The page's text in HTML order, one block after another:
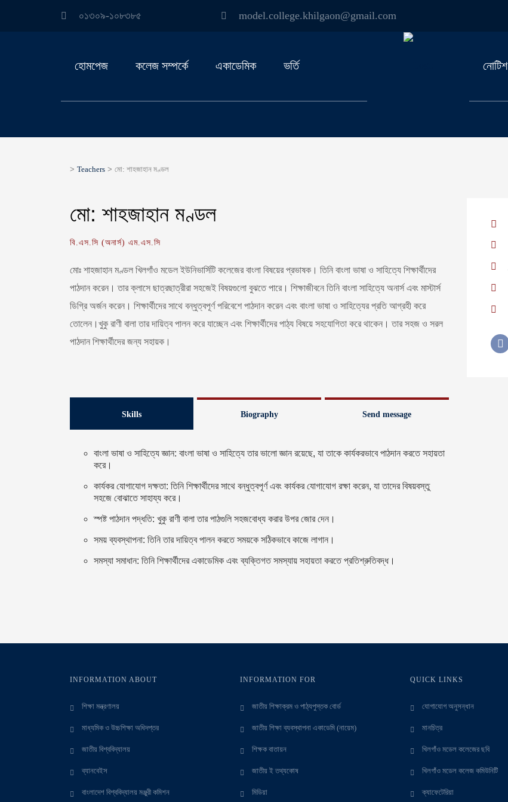
০১৩০৯-১০৮৩৮৫ model.college.khilgaon@gmail.com
হোমপেজ কলেজ সম্পর্কে একাডেমিক ভর্তি নোটিশ
> Teachers > মো: শাহজাহান মণ্ডল
মো: শাহজাহান মণ্ডল
বি.এস.সি (অনার্স) এম.এস.সি
মোঃ শাহজাহান মণ্ডল খিলগাঁও মডেল ইউনিভার্সিটি কলেজের বাংলা বিষয়ের প্রভাষক। তিনি বাংলা ভাষা ও সাহিত্যে শিক্ষার্থীদের
পাঠদান করেন। তার ক্লাসে ছাত্রছাত্রীরা সহজেই বিষয়গুলো বুঝতে পারে। শিক্ষাজীবনে তিনি বাংলা সাহিত্যে অনার্স এবং মাস্টার্স
ডিগ্রি অর্জন করেন। শিক্ষার্থীদের সাথে বন্ধুত্বপূর্ণ পরিবেশে পাঠদান করেন এবং বাংলা ভাষা ও সাহিত্যের প্রতি আগ্রহী করে
তোলেন।খুকু রাণী বালা তার দায়িত্ব পালন করে যাচ্ছেন এবং শিক্ষার্থীদের পাঠ্য বিষয়ে সহযোগিতা করে থাকেন। তার সহজ ও সরল
পাঠদান শিক্ষার্থীদের জন্য সহায়ক।
Skills Biography Send message
বাংলা ভাষা ও সাহিত্যে জ্ঞান: বাংলা ভাষা ও সাহিত্যে তার ভালো জ্ঞান রয়েছে, যা তাকে কার্যকরভাবে পাঠদান করতে সহায়তা
করে।
কার্যকর যোগাযোগ দক্ষতা: তিনি শিক্ষার্থীদের সাথে বন্ধুত্বপূর্ণ এবং কার্যকর যোগাযোগ রক্ষা করেন, যা তাদের বিষয়বস্তু
সহজে বোঝাতে সাহায্য করে।
স্পষ্ট পাঠদান পদ্ধতি: খুকু রাণী বালা তার পাঠগুলি সহজবোধ্য করার উপর জোর দেন।
সময় ব্যবস্থাপনা: তিনি তার দায়িত্ব পালন করতে সময়কে সঠিকভাবে কাজে লাগান।
সমস্যা সমাধান: তিনি শিক্ষার্থীদের একাডেমিক এবং ব্যক্তিগত সমস্যায় সহায়তা করতে প্রতিশ্রুতিবদ্ধ।
INFORMATION ABOUT
শিক্ষা মন্ত্রণালয়
মাধ্যমিক ও উচ্চশিক্ষা অধিদপ্তর
জাতীয় বিশ্ববিদ্যালয়
ব্যানবেইস
বাংলাদেশ বিশ্ববিদ্যালয় মঞ্জুরী কমিশন
INFORMATION FOR
জাতীয় শিক্ষাক্রম ও পাঠ্যপুস্তক বোর্ড
জাতীয় শিক্ষা ব্যবস্থাপনা একাডেমি (নায়েম)
শিক্ষক বাতায়ন
জাতীয় ই তথ্যকোষ
মিডিয়া
QUICK LINKS
যোগাযোগ অনুসন্ধান
মানচিত্র
খিলগাঁও মডেল কলেজের ছবি
খিলগাঁও মডেল কলেজ কমিউনিটি
ক্যাফেটেরিয়া